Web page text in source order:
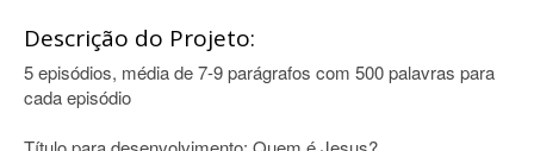
Descrição do Projeto:
5 episódios, média de 7-9 parágrafos com 500 palavras para
cada episódio